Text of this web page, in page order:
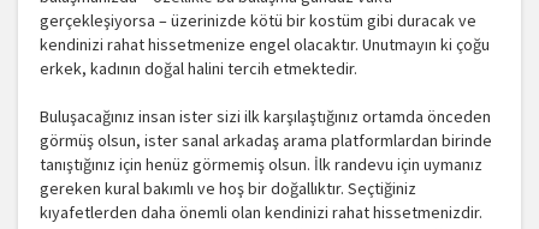
gerçekleşiyorsa – üzerinizde kötü bir kostüm gibi duracak ve
kendinizi rahat hissetmenize engel olacaktır. Unutmayın ki çoğu
erkek, kadının doğal halini tercih etmektedir.
Buluşacağınız insan ister sizi ilk karşılaştığınız ortamda önceden
görmüş olsun, ister sanal arkadaş arama platformlardan birinde
tanıştığınız için henüz görmemiş olsun. İlk randevu için uymanız
gereken kural bakımlı ve hoş bir doğallıktır. Seçtiğiniz
kıyafetlerden daha önemli olan kendinizi rahat hissetmenizdir.